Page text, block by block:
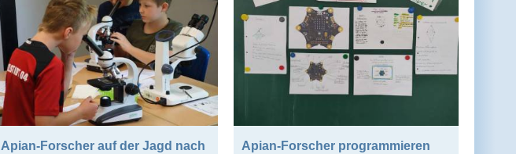
Apian-Forscher auf der Jagd nach
Apian-Forscher programmieren